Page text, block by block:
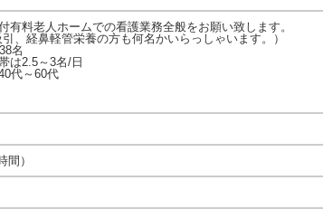
有料老人ホームでの看護業務全般をお願い致します。
引、経鼻軽管栄養の方も何名かいらっしゃいます。）
名
は2.5～3名/日
代～60代
間）